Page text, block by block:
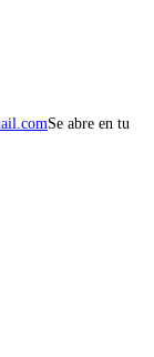
Se abre en tu